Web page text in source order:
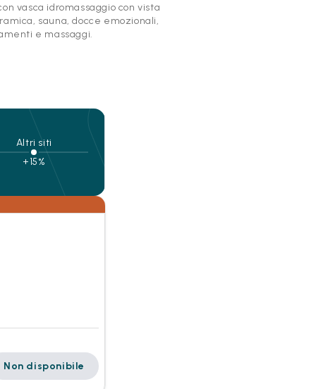
vasca idromassaggio con vista
sauna, docce emozionali,
e massaggi.
Altri siti
+15%
Non disponibile